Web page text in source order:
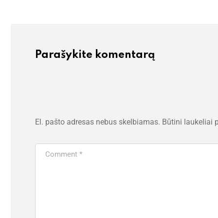
Parašykite komentarą
El. pašto adresas nebus skelbiamas. Būtini laukeliai